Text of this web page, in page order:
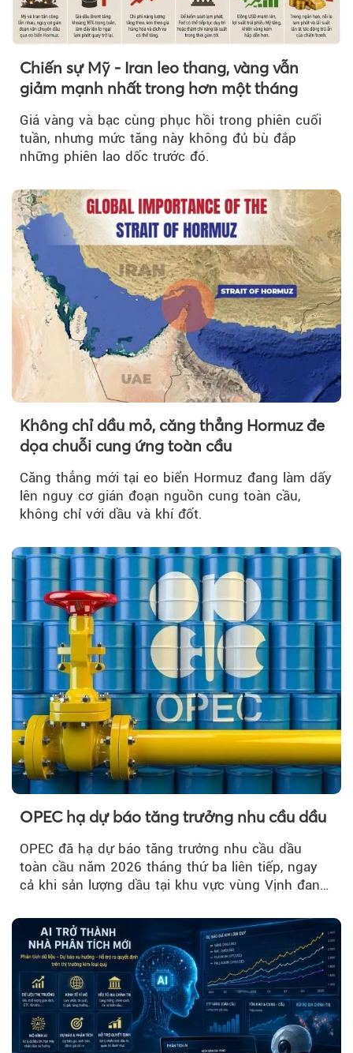
Chiến sự Mỹ - Iran leo thang, vàng vẫn
giảm mạnh nhất trong hơn một tháng
Giá vàng và bạc cùng phục hồi trong phiên cuối
tuần, nhưng mức tăng này không đủ bù đắp
những phiên lao dốc trước đó.
Không chỉ dầu mỏ, căng thẳng Hormuz đe
dọa chuỗi cung ứng toàn cầu
Căng thẳng mới tại eo biển Hormuz đang làm dấy
lên nguy cơ gián đoạn nguồn cung toàn cầu,
không chỉ với dầu và khí đốt.
OPEC hạ dự báo tăng trưởng nhu cầu dầu
OPEC đã hạ dự báo tăng trưởng nhu cầu dầu
toàn cầu năm 2026 tháng thứ ba liên tiếp, ngay
cả khi sản lượng dầu tại khu vực vùng Vịnh đang